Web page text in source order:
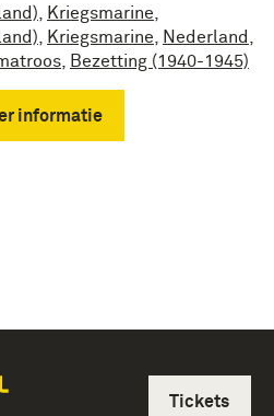
Kriegsmarine
Kriegsmarine Nederland
Bezetting (1940-1945)
informatie
Tickets